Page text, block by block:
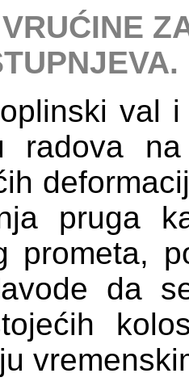
val
radova
pruga
prometa,
da